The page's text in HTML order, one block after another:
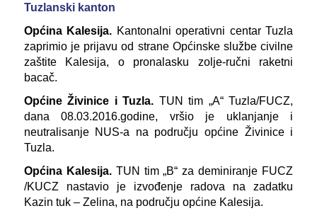
Tuzlanski kanton
Općina Kalesija. Kantonalni operativni centar Tuzla
zaprimio je prijavu od strane Općinske službe civilne
zaštite Kalesija, o pronalasku zolje-ručni raketni
bacač.
Općine Živinice i Tuzla. TUN tim „A“ Tuzla/FUCZ,
dana 08.03.2016.godine, vršio je uklanjanje i
neutralisanje NUS-a na području općine Živinice i
Tuzla.
Općina Kalesija. TUN tim „B“ za deminiranje FUCZ
/KUCZ nastavio je izvođenje radova na zadatku
Kazin tuk – Zelina, na području općine Kalesija.